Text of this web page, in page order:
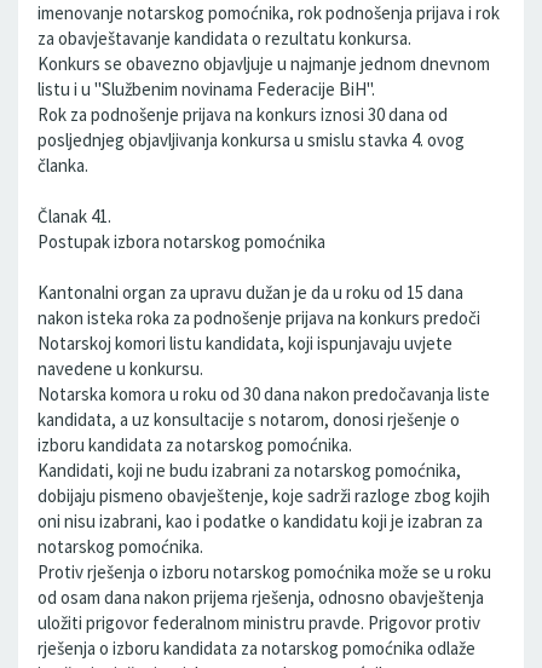
imenovanje notarskog pomoćnika, rok podnošenja prijava i rok
za obavještavanje kandidata o rezultatu konkursa.
Konkurs se obavezno objavljuje u najmanje jednom dnevnom
listu i u "Službenim novinama Federacije BiH".
Rok za podnošenje prijava na konkurs iznosi 30 dana od
posljednjeg objavljivanja konkursa u smislu stavka 4. ovog
članka.
Članak 41.
Postupak izbora notarskog pomoćnika
Kantonalni organ za upravu dužan je da u roku od 15 dana
nakon isteka roka za podnošenje prijava na konkurs predoči
Notarskoj komori listu kandidata, koji ispunjavaju uvjete
navedene u konkursu.
Notarska komora u roku od 30 dana nakon predočavanja liste
kandidata, a uz konsultacije s notarom, donosi rješenje o
izboru kandidata za notarskog pomoćnika.
Kandidati, koji ne budu izabrani za notarskog pomoćnika,
dobijaju pismeno obavještenje, koje sadrži razloge zbog kojih
oni nisu izabrani, kao i podatke o kandidatu koji je izabran za
notarskog pomoćnika.
Protiv rješenja o izboru notarskog pomoćnika može se u roku
od osam dana nakon prijema rješenja, odnosno obavještenja
uložiti prigovor federalnom ministru pravde. Prigovor protiv
rješenja o izboru kandidata za notarskog pomoćnika odlaže